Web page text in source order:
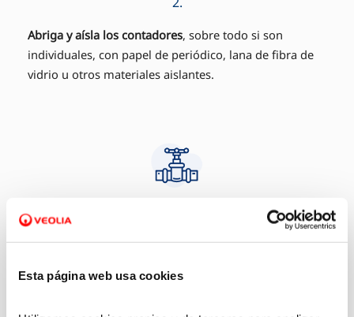
Esta página web usa cookies
Abriga y aísla los contadores, sobre todo si son
individuales, con papel de periódico, lana de fibra de
vidrio u otros materiales aislantes.
periodo de tiempo,cierra la llave de paso y vacía las